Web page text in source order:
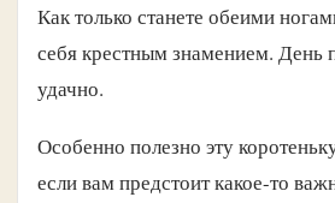
Как только станете обеими
себя крестным знамением. День
удачно.
Особенно полезно эту
если вам предстоит какое-то